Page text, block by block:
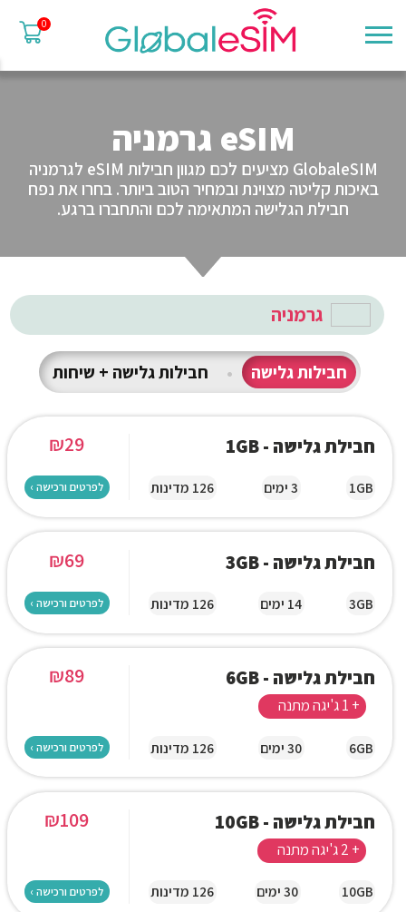
0
eSIM גרמניה
GlobaleSIM מציעים לכם מגוון חבילות eSIM לגרמניה
באיכות קליטה מצוינת ובמחיר הטוב ביותר. בחרו את נפח
חבילת הגלישה המתאימה לכם והתחברו ברגע.
גרמניה
חבילות גלישה • חבילות גלישה + שיחות
חבילת גלישה - 1GB
1GB 3 ימים 126 מדינות
₪29
לפרטים ורכישה ›
חבילת גלישה - 3GB
3GB 14 ימים 126 מדינות
₪69
לפרטים ורכישה ›
חבילת גלישה - 6GB
+ 1 ג'יגה מתנה
6GB 30 ימים 126 מדינות
₪89
לפרטים ורכישה ›
חבילת גלישה - 10GB
+ 2 ג'יגה מתנה
10GB 30 ימים 126 מדינות
₪109
לפרטים ורכישה ›